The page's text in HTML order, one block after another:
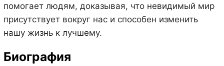
помогает людям, доказывая, что невидимый мир
присутствует вокруг нас и способен изменить
нашу жизнь к лучшему.
Биография